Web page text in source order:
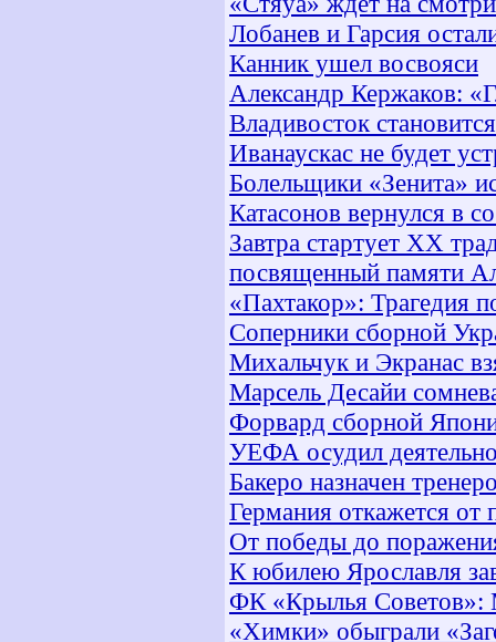
Лобанев и Гарсия
Канник ушел восвояси
Александр Кержаков:
Владивосток
Иванаускас не будет
Болельщики «Зенита»
Катасонов вернулся в
Завтра стартует ХХ
посвященный памяти
«Пахтакор»: Трагедия
Соперники сборной
Михальчук и Экранас
Марсель Десайи
Форвард сборной
УЕФА осудил
Бакеро назначен
Германия откажется от
От победы до
К юбилею Ярославля
ФК «Крылья Советов»:
«Химки» обыграли